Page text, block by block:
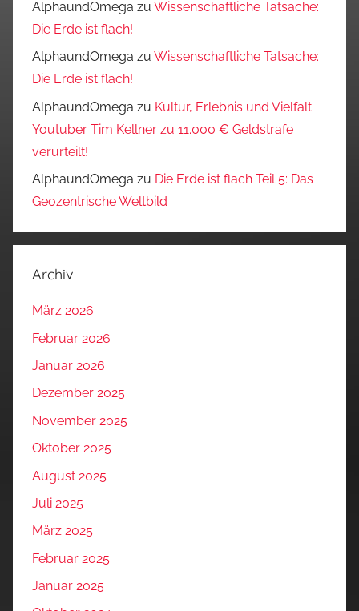
AlphaundOmega zu Wissenschaftliche Tatsache:
Die Erde ist flach!
AlphaundOmega zu Wissenschaftliche Tatsache:
Die Erde ist flach!
AlphaundOmega zu Kultur, Erlebnis und Vielfalt:
Youtuber Tim Kellner zu 11.000 € Geldstrafe
verurteilt!
AlphaundOmega zu Die Erde ist flach Teil 5: Das
Geozentrische Weltbild
Archiv
März 2026
Februar 2026
Januar 2026
Dezember 2025
November 2025
Oktober 2025
August 2025
Juli 2025
März 2025
Februar 2025
Januar 2025